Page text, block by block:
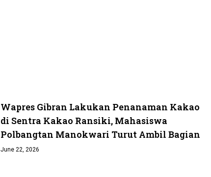
Wapres Gibran Lakukan Penanaman Kakao
di Sentra Kakao Ransiki, Mahasiswa
Polbangtan Manokwari Turut Ambil Bagian
June 22, 2026